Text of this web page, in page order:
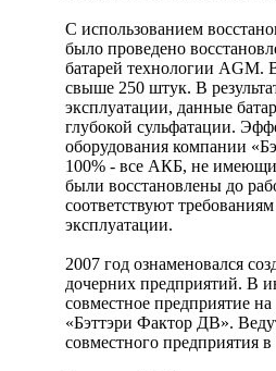
С использованием
было проведено
батарей технологии AGM.
свыше 250 штук. В
эксплуатации, данные
глубокой сульфатации.
оборудования компании
100% - все АКБ, не
были восстановлены до
соответствуют
эксплуатации.
2007 год ознаменовался
дочерних предприятий. В
совместное предприятие
«Бэттэри Фактор ДВ».
совместного предприятия